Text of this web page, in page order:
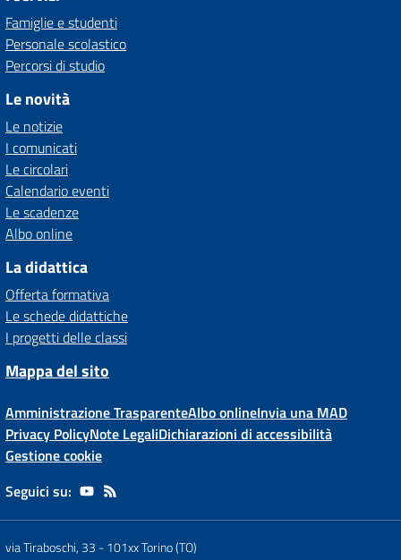
Famiglie e studenti
Personale scolastico
Percorsi di studio
Le novità
Le notizie
I comunicati
Le circolari
Calendario eventi
Le scadenze
Albo online
La didattica
Offerta formativa
Le schede didattiche
I progetti delle classi
Mappa del sito
Amministrazione TrasparenteAlbo onlineInvia una MAD
Privacy PolicyNote LegaliDichiarazioni di accessibilità
Gestione cookie
Seguici su:
via Tiraboschi, 33 -101xx Torino (TO)